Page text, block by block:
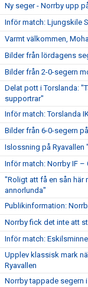
Ny seger - Norrby upp
Inför match: Ljungskile
Varmt välkommen,
Bilder från lördagens
Bilder från 2-0-segern
Delat pott i Torslanda:
supportrar"
Inför match: Torslanda
Bilder från 6-0-segern
Islossning på
Inför match: Norrby IF –
"Roligt att få en sån här
annorlunda"
Publikinformation:
Norrby fick det inte att
Inför match:
Upplev klassisk mark
Ryavallen
Norrby tappade segern